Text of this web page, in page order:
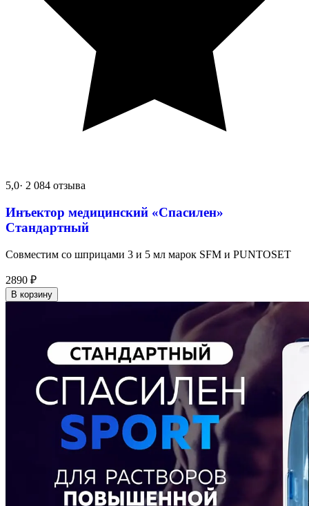
5,0· 2 084 отзыва
Инъектор медицинский «Спасилен»
Стандартный
Совместим со шприцами 3 и 5 мл марок SFM и PUNTOSET
2890 ₽
В корзину